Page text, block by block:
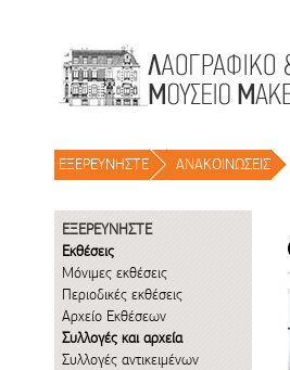
ΕΞΕΡΕΥΝΗΣΤΕ / ΑΝΑΚΟΙΝΩΣΕΙΣ /
ΕΞΕΡΕΥΝΗΣΤΕ
Εκθέσεις
Μόνιμες εκθέσεις
Περιοδικές εκθέσεις
Αρχείο Εκθέσεων
Συλλογές και αρχεία
Συλλογές αντικειμένων